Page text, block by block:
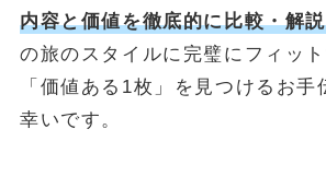
ABOUT
MONEY CYCLEについて
広告掲載について
お問い合わせ
内容と価値を徹底的に比較・解説
の旅のスタイルに完璧にフィッ
「価値ある1枚」を見つけるお
幸いです。